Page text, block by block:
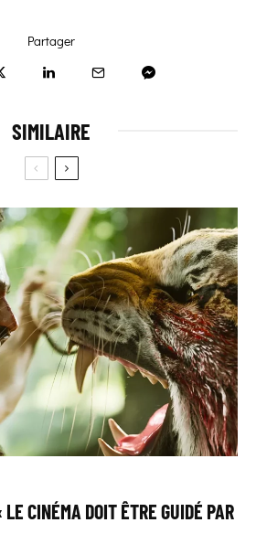
Partager
SIMILAIRE
CINÉMA DOIT ÊTRE GUIDÉ PAR